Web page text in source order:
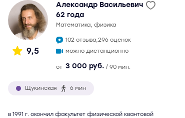
9,5
Александр Васильевич
62 года
математика, физика
102 отзыва,296 оценок
можно дистанционно
от 3 000 руб. / 90 мин.
Щукинская 6 мин
в 1991 г. окончил факультет физической квантовой